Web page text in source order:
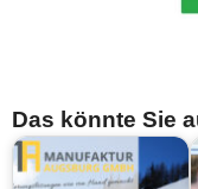
Das könnte Sie